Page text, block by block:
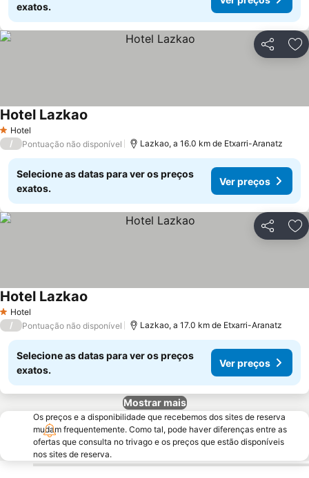
exatos.
Partilhar
1 Estrelas
Hotel
Hotel Lazkao
/ Pontuação não disponível Lazkao, a 16.0 km de Etxarri-Aranatz
Selecione as datas para ver os preços
exatos.
Ver preços
Partilhar
1 Estrelas
Hotel
Hotel Lazkao
/ Pontuação não disponível Lazkao, a 17.0 km de Etxarri-Aranatz
Selecione as datas para ver os preços
exatos.
Ver preços
Mostrar mais
Os preços e a disponibilidade que recebemos dos sites de reserva
mudam frequentemente. Como tal, pode haver diferenças entre as
ofertas que consulta no trivago e os preços que estão disponíveis
nos sites de reserva.